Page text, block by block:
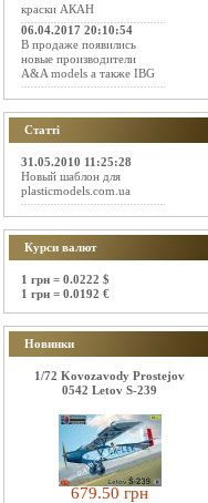
краски АКАН
06.04.2017 20:10:54
В продаже появились
новые производители
A&A models а также IBG
Статті
31.05.2010 11:25:28
Новый шаблон для
plasticmodels.com.ua
Курси валют
1 грн = 0.0222 $
1 грн = 0.0192 €
Новинки
1/72 Kovozavody Prostejov
0542 Letov S-239
679.50 грн